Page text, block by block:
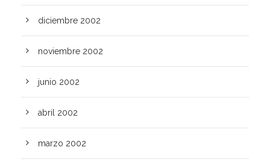
diciembre 2002
noviembre 2002
junio 2002
abril 2002
marzo 2002